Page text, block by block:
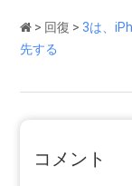
> 回復 > 3は、
先する
コメント